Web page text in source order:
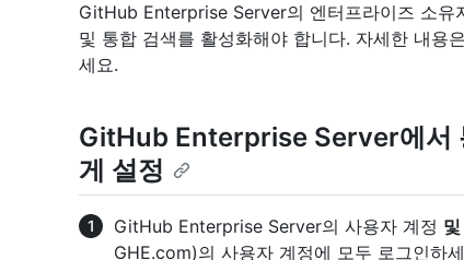
GitHub Enterprise Server의 엔터프라이즈 소
및 통합 검색를 활성화해야 합니다. 자세한 내용은
세요.
GitHub Enterprise Server에서
게 설정
GitHub Enterprise Server의 사용자 계정 및
GHE.com)의 사용자 계정에 모두 로그인하